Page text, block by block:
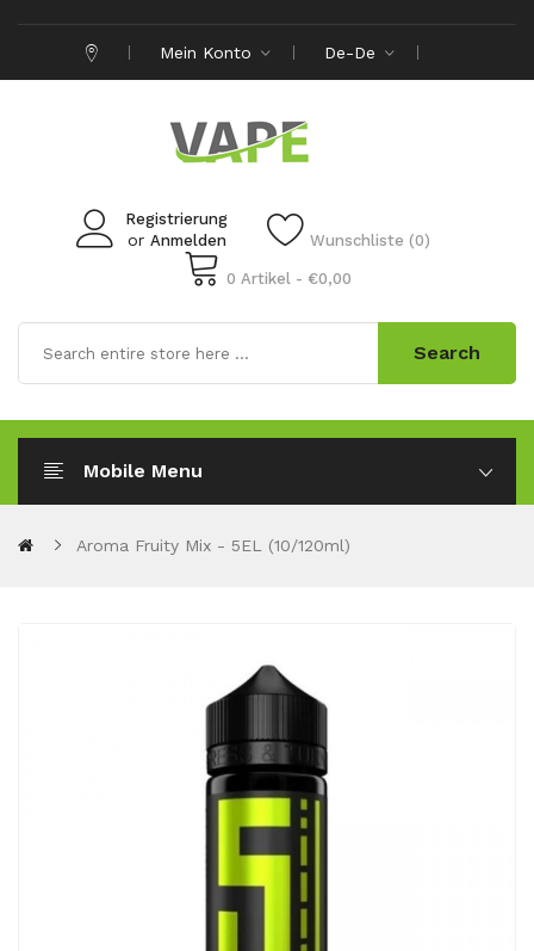
Mein Konto De-De
Registrierung
or Anmelden Wunschliste (0)
0 Artikel - €0,00
Search
Mobile Menu
Aroma Fruity Mix - 5EL (10/120ml)